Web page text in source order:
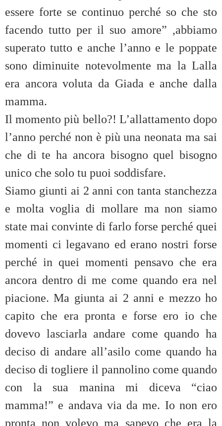
essere forte se continuo perché so che sto
facendo tutto per il suo amore” ,abbiamo
superato tutto e anche l’anno e le poppate
sono diminuite notevolmente ma la Lalla
era ancora voluta da Giada e anche dalla
mamma.
Il momento più bello?! L’allattamento dopo
l’anno perché non è più una neonata ma sai
che di te ha ancora bisogno quel bisogno
unico che solo tu puoi soddisfare.
Siamo giunti ai 2 anni con tanta stanchezza
e molta voglia di mollare ma non siamo
state mai convinte di farlo forse perché quei
momenti ci legavano ed erano nostri forse
perché in quei momenti pensavo che era
ancora dentro di me come quando era nel
piacione. Ma giunta ai 2 anni e mezzo ho
capito che era pronta e forse ero io che
dovevo lasciarla andare come quando ha
deciso di andare all’asilo come quando ha
deciso di togliere il pannolino come quando
con la sua manina mi diceva “ciao
mamma!” e andava via da me. Io non ero
pronta non volevo ma sapevo che era la